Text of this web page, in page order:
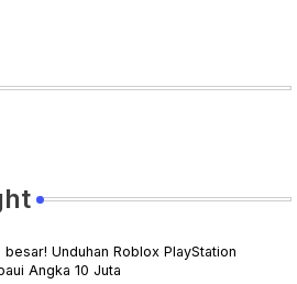
besar! Unduhan Roblox PlayStation
Angka 10 Juta